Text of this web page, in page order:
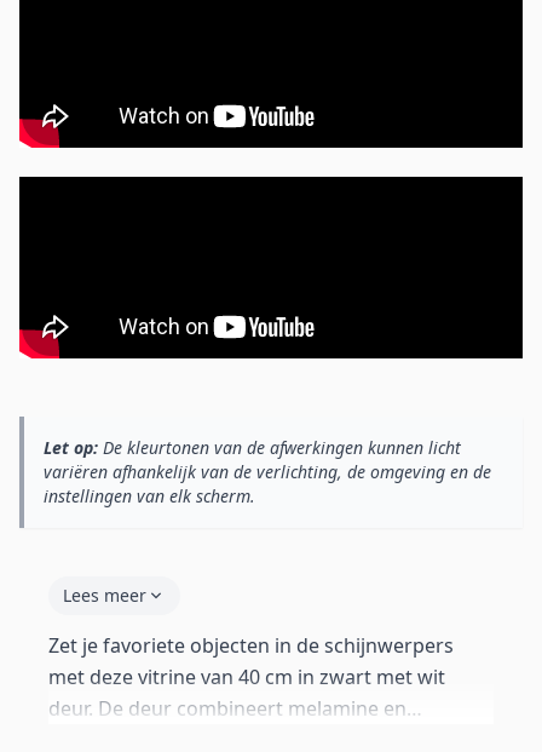
Let op: De kleurtonen van de afwerkingen kunnen licht
variëren afhankelijk van de verlichting, de omgeving en de
instellingen van elk scherm.
Lees meer
Zet je favoriete objecten in de schijnwerpers
met deze vitrine van 40 cm in zwart met wit
deur. De deur combineert melamine en